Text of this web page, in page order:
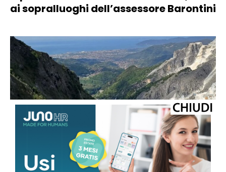
ai sopralluoghi dell’assessore Barontini
Marmo, la sindaca Arrighi sulle